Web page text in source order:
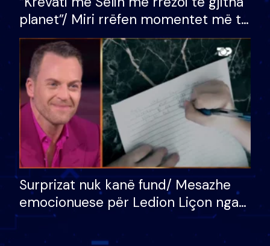
planet”/ Miri rrëfen momentet më të
bukura në shtëpinë e BB VIP: Do më
mungojë zilja e mëngjesit kur…
Surprizat nuk kanë fund/ Mesazhe
emocionuese për Ledion Liçon nga
nëna dhe fëmijët e tij, moderatori
nuk i mban dot lotët: Nuk meritoj…